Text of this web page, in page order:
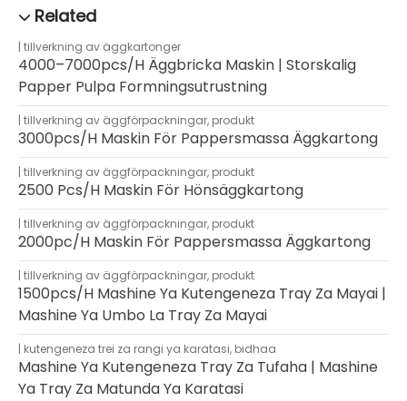
tillverkning av äggkartonger
4000–7000pcs/h Äggbricka Maskin | Storskalig
Papper Pulpa Formningsutrustning
tillverkning av äggförpackningar, produkt
3000pcs/h Maskin För Pappersmassa Äggkartong
tillverkning av äggförpackningar, produkt
2500 Pcs/h Maskin För Hönsäggkartong
tillverkning av äggförpackningar, produkt
2000pc/h Maskin För Pappersmassa Äggkartong
tillverkning av äggförpackningar, produkt
1500pcs/h Mashine Ya Kutengeneza Tray Za Mayai |
Mashine Ya Umbo La Tray Za Mayai
kutengeneza trei za rangi ya karatasi, bidhaa
Mashine Ya Kutengeneza Tray Za Tufaha | Mashine
Ya Tray Za Matunda Ya Karatasi